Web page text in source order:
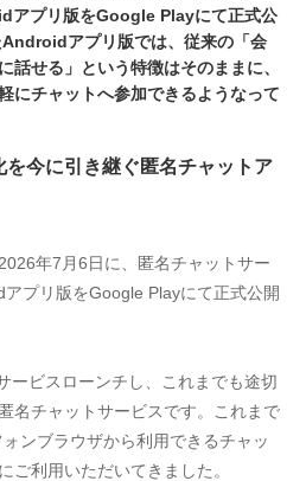
アプリ版をGoogle Playにて正式公
アプリ版では、従来の「会
話せる」という特徴はそのままに、
にチャットへ参加できるようなって
今に引き継ぐ匿名チャットア
年7月6日に、匿名チャットサー
プリ版をGoogle Playにて正式公開
ービスローンチし、これまでも途切
名チャットサービスです。これまで
ンブラウザから利用できるチャッ
ご利用いただいてきました。